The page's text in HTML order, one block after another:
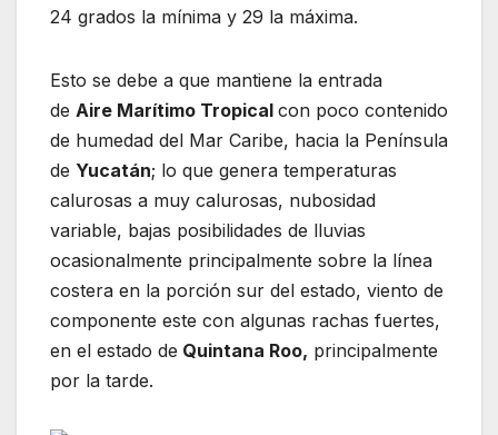
24 grados la mínima y 29 la máxima.
Esto se debe a que mantiene la entrada
de Aire Marítimo Tropical con poco contenido
de humedad del Mar Caribe, hacia la Península
de Yucatán; lo que genera temperaturas
calurosas a muy calurosas, nubosidad
variable, bajas posibilidades de lluvias
ocasionalmente principalmente sobre la línea
costera en la porción sur del estado, viento de
componente este con algunas rachas fuertes,
en el estado de Quintana Roo, principalmente
por la tarde.